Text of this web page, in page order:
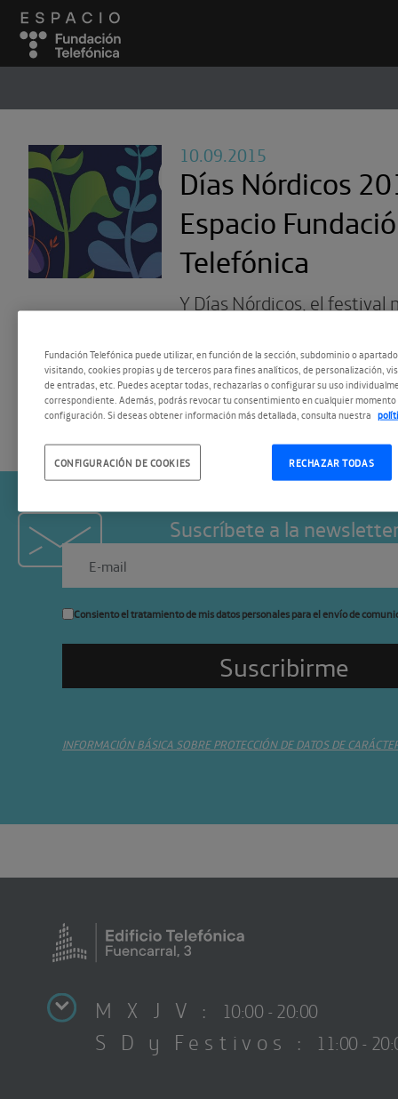
10.09.2015
Días Nórdicos
Espacio
Telefónica
Y Días Nórdicos, el
regresó al Espacio.
Suscríbete a la
Consiento el tratamiento de mis datos personales para el envío de
INFORMACIÓN BÁSICA SOBRE PROTECCIÓN DE DATOS DE
M X J V : 10:00 - 20:00
S D y Festivos : 11:00 -
Fundación Telefónica puede utilizar, en función de la sección, subdominio o
visitando, cookies propias y de terceros para fines analíticos, de personalización,
de entradas, etc. Puedes aceptar todas, rechazarlas o configurar su uso
correspondiente. Además, podrás revocar tu consentimiento en cualquier momento
configuración. Si deseas obtener información más detallada, consulta nuestra
RECHAZAR TODAS
CONFIGURACIÓN DE COOKIES